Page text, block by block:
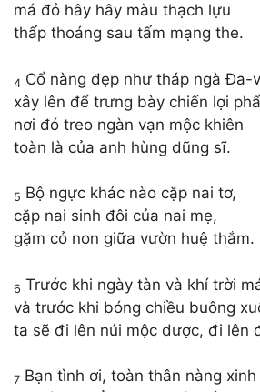
má đỏ hây hây màu thạch lựu
thấp thoáng sau tấm mạng the.
4 Cổ nàng đẹp như tháp ngà Đa-
xây lên để trưng bày chiến lợi
nơi đó treo ngàn vạn mộc khiên
toàn là của anh hùng dũng sĩ.
5 Bộ ngực khác nào cặp nai tơ,
cặp nai sinh đôi của nai mẹ,
gặm cỏ non giữa vườn huệ thắm.
6 Trước khi ngày tàn và khí trời
và trước khi bóng chiều buông
ta sẽ đi lên núi mộc dược, đi lên
7 Bạn tình ơi, toàn thân nàng xinh